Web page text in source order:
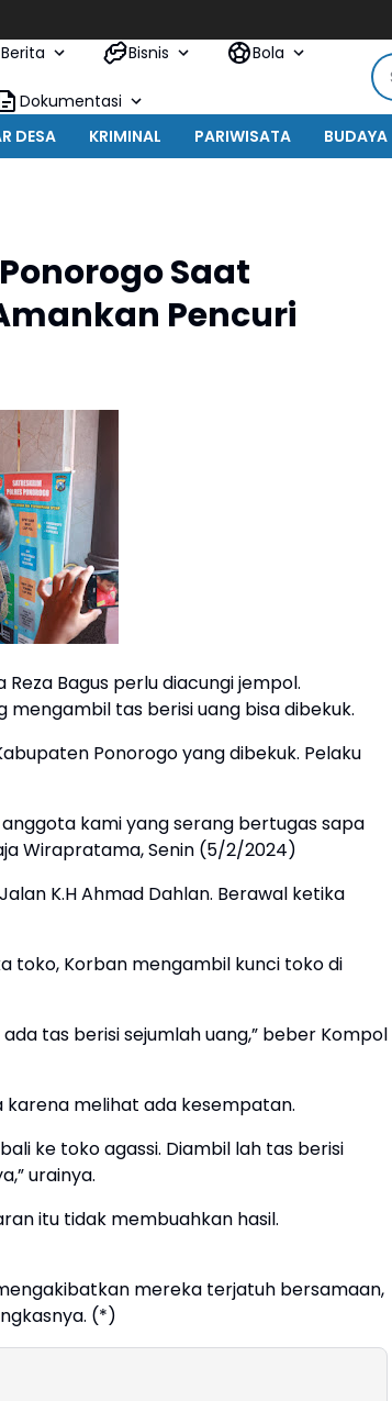
Berita Bisnis Bola
Dokumentasi
DESA KRIMINAL PARIWISATA BUDAYA
Saat
Pencuri
Bagus perlu diacungi jempol.
mengambil tas berisi uang bisa dibekuk.
Ponorogo yang dibekuk. Pelaku
kami yang serang bertugas sapa
Wirapratama, Senin (5/2/2024)
K.H Ahmad Dahlan. Berawal ketika
toko, Korban mengambil kunci toko di
tas berisi sejumlah uang,” beber Kompol
karena melihat ada kesempatan.
ke toko agassi. Diambil lah tas berisi
urainya.
itu tidak membuahkan hasil.
mereka terjatuh bersamaan,
(*)